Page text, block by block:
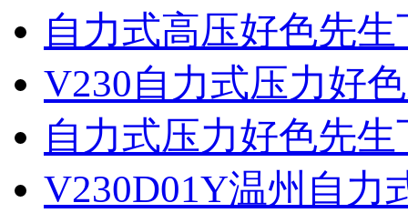
自力式高压好色先
V230自力式压力好
自力式压力好色先
V230D01Y温州自力